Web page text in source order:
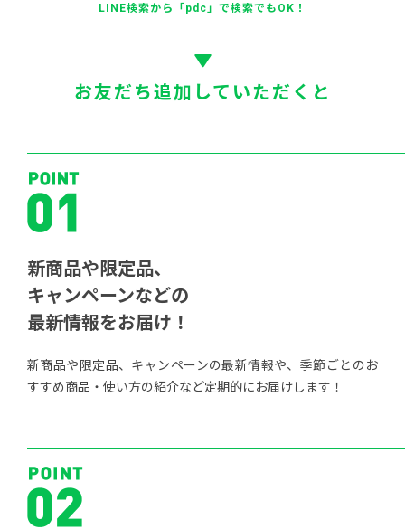
LINE検索から「pdc」で検索でもOK！
お友だち追加していただくと
新商品や限定品、
キャンペーンなどの
最新情報をお届け！
新商品や限定品、キャンペーンの最新情報や、季節ごとのお
すすめ商品・使い方の紹介など定期的にお届けします！